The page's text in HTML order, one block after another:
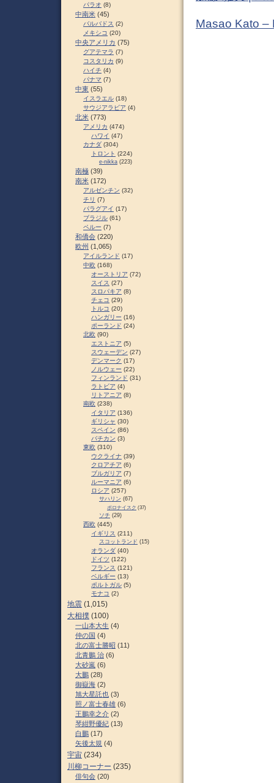
Masao Kato –
パラオ (8)
中南米 (45)
バルバドス (2)
メキシコ (20)
中央アメリカ (75)
グアテマラ (7)
コスタリカ (9)
ハイチ (4)
パナマ (7)
中東 (55)
イスラエル (18)
サウジアラビア (4)
北米 (773)
アメリカ (474)
ハワイ (47)
カナダ (304)
トロント (224)
e-nikka (223)
南極 (39)
南米 (172)
アルゼンチン (32)
チリ (7)
パラグアイ (17)
ブラジル (61)
ペルー (7)
和僑会 (220)
欧州 (1,065)
アイルランド (17)
中欧 (168)
オーストリア (72)
スイス (27)
スロパキア (8)
チェコ (29)
トルコ (20)
ハンガリー (16)
ポーランド (24)
北欧 (90)
エストニア (5)
スウェーデン (27)
デンマーク (17)
ノルウェー (22)
フィンランド (31)
ラトビア (4)
リトアニア (8)
南欧 (238)
イタリア (136)
ギリシャ (30)
スペイン (86)
バチカン (3)
東欧 (310)
ウクライナ (39)
クロアチア (6)
ブルガリア (7)
ルーマニア (6)
ロシア (257)
サハリン (67)
ポロナイスク (37)
ソチ (29)
西欧 (445)
イギリス (211)
スコットランド (15)
オランダ (40)
ドイツ (122)
フランス (121)
ベルギー (13)
ポルトガル (5)
モナコ (2)
地震 (1,015)
大相撲 (100)
一山本大生 (4)
仲の国 (4)
北の富士勝昭 (11)
北青鵬 治 (6)
大砂嵐 (6)
大鵬 (28)
御嶽海 (2)
旭大星託也 (3)
照ノ富士春雄 (6)
王鵬幸之介 (2)
琴紺野優紀 (13)
白鵬 (17)
矢後太規 (4)
宇宙 (234)
川柳コーナー (235)
俳句会 (20)